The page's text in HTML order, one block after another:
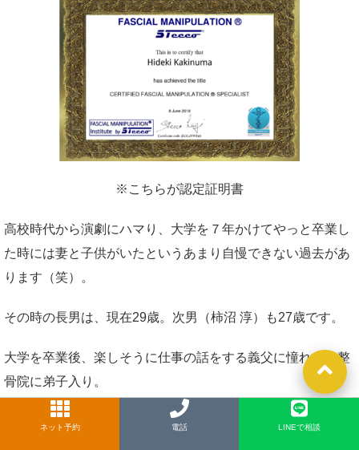
LINE
※こちらが認定証明書
高校時代から演劇にハマり、大学を７年かけてやっと卒業し
た時には妻と子供がいたというあまり自慢できない過去があ
ります（笑）。
その時の長男は、現在29歳。次男（柿沼 淳）も27歳です。
大学を卒業後、楽しそうに仕事の話をする義父に憧れて、整
骨院に弟子入り。
女優、音楽家、政治家など、各界の著名人が通う超繁盛院で
ネット予約 電話 LINEで相談